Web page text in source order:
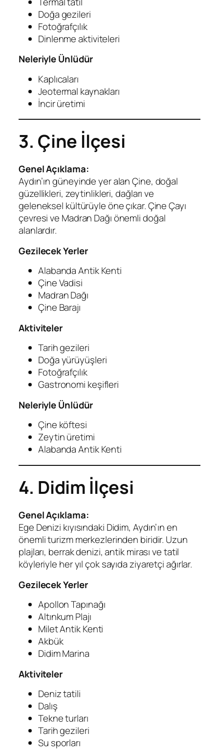
Doğa gezileri
Fotoğrafçılık
Dinlenme aktiviteleri
Neleriyle Ünlüdür
Kaplıcaları
Jeotermal kaynakları
İncir üretimi
3. Çine İlçesi
Genel Açıklama:
Aydın’ın güneyinde yer alan Çine, doğal
güzellikleri, zeytinlikleri, dağları ve
geleneksel kültürüyle öne çıkar. Çine Çayı
çevresi ve Madran Dağı önemli doğal
alanlardır.
Gezilecek Yerler
Alabanda Antik Kenti
Çine Vadisi
Madran Dağı
Çine Barajı
Aktiviteler
Tarih gezileri
Doğa yürüyüşleri
Fotoğrafçılık
Gastronomi keşifleri
Neleriyle Ünlüdür
Çine köftesi
Zeytin üretimi
Alabanda Antik Kenti
4. Didim İlçesi
Genel Açıklama:
Ege Denizi kıyısındaki Didim, Aydın’ın en
önemli turizm merkezlerinden biridir. Uzun
plajları, berrak denizi, antik mirası ve tatil
köyleriyle her yıl çok sayıda ziyaretçi ağırlar.
Gezilecek Yerler
Apollon Tapınağı
Altınkum Plajı
Milet Antik Kenti
Akbük
Didim Marina
Aktiviteler
Deniz tatili
Dalış
Tekne turları
Tarih gezileri
Su sporları